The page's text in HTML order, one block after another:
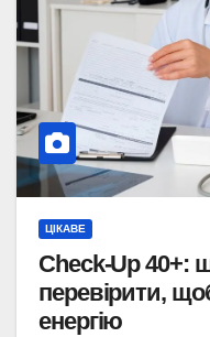
ЦІКАВЕ
Check-Up 40+:
перевірити,
енергію